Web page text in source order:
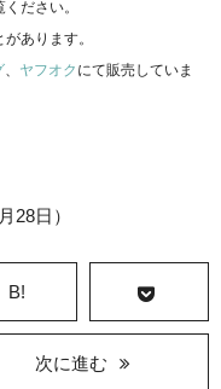
ください。
あります。
、 ヤフオク にて販売していま
28日）
B!
次に進む